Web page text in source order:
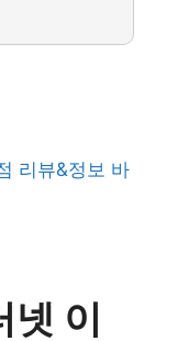
리뷰&정보 바
넷 이